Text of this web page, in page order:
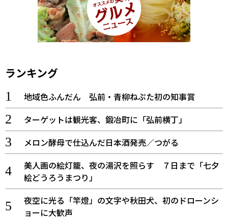
ランキング
地域色ふんだん 弘前・青柳ねぷた初の知事賞
ターゲットは観光客、鍛冶町に「弘前横丁」
メロン酵母で仕込んだ日本酒発売／つがる
美人画の絵灯籠、夜の湯沢を照らす ７日まで「七夕
絵どうろうまつり」
夜空に光る「竿燈」の文字や秋田犬、初のドローンシ
ョーに大歓声